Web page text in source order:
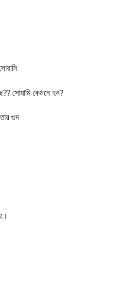
সোয়ামি কেমনে হন?
গুদ